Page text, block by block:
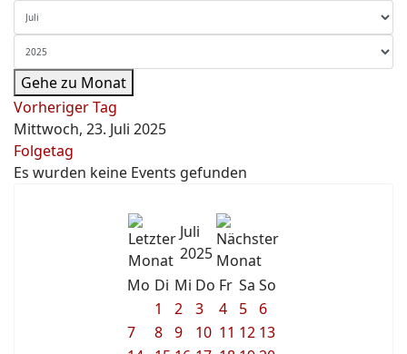
Gehe zu Monat
Vorheriger Tag
Mittwoch, 23. Juli 2025
Folgetag
Es wurden keine Events gefunden
Juli
2025
Mo Di Mi Do Fr Sa So
1
2 3 4 5
6
7
8 9 10 11 12 13